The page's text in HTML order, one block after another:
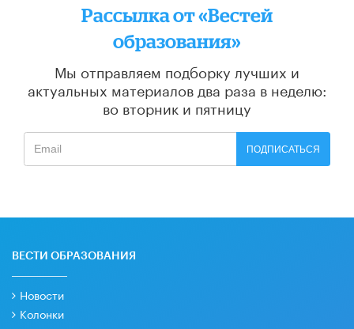
Рассылка от «Вестей
образования»
Мы отправляем подборку лучших и
актуальных материалов два раза в неделю:
во вторник и пятницу
ПОДПИСАТЬСЯ
ВЕСТИ ОБРАЗОВАНИЯ
Новости
Колонки